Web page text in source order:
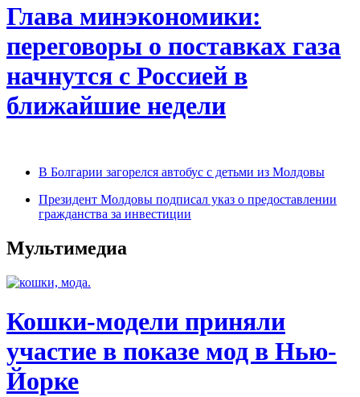
Глава минэкономики:
переговоры о поставках газа
начнутся с Россией в
ближайшие недели
В Болгарии загорелся автобус с детьми из Молдовы
Президент Молдовы подписал указ о предоставлении
гражданства за инвестиции
Мультимедиа
Кошки-модели приняли
участие в показе мод в Нью-
Йорке